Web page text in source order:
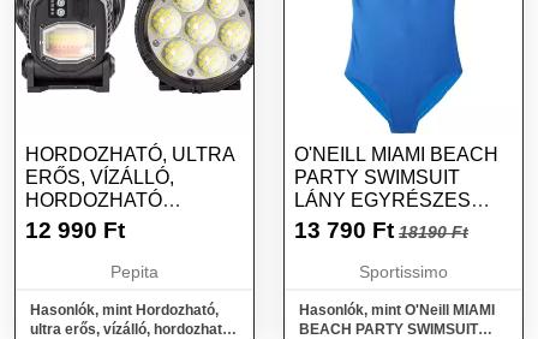
HORDOZHATÓ, ULTRA
ERŐS, VÍZÁLLÓ,
HORDOZHATÓ
KÉZILÁMPA –
12 990 Ft
Pepita
Hasonlók, mint Hordozható,
ultra erős, vízálló, hordozható
O'NEILL MIAMI BEACH
PARTY SWIMSUIT
LÁNY EGYRÉSZES
FÜRDŐRUHA, KÉK,
13 790 Ft 18190 Ft
Sportissimo
Hasonlók, mint O'Neill MIAMI
BEACH PARTY SWIMSUIT